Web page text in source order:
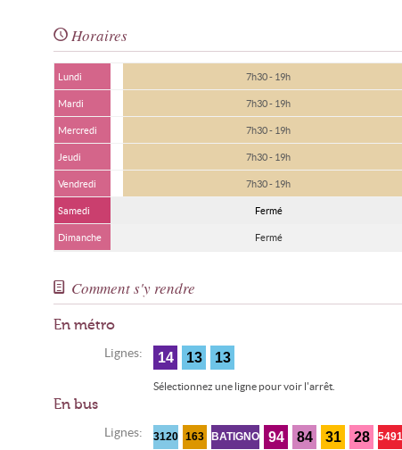
Horaires
Lundi 7h30 - 19h
Mardi 7h30 - 19h
Mercredi 7h30 - 19h
Jeudi 7h30 - 19h
Vendredi 7h30 - 19h
Samedi Fermé
Dimanche Fermé
Comment s'y rendre
En métro
Lignes: 14 13 13
Sélectionnez une ligne pour voir l'arrêt.
En bus
Lignes: 3120 163 BATIGNO 94 84 31 28 5491